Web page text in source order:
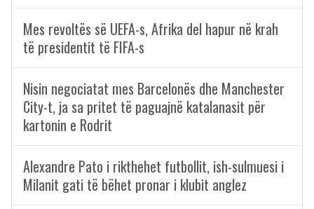
Mes revoltës së UEFA-s, Afrika del hapur në krah
të presidentit të FIFA-s
Nisin negociatat mes Barcelonës dhe Manchester
City-t, ja sa pritet të paguajnë katalanasit për
kartonin e Rodrit
Alexandre Pato i rikthehet futbollit, ish-sulmuesi i
Milanit gati të bëhet pronar i klubit anglez